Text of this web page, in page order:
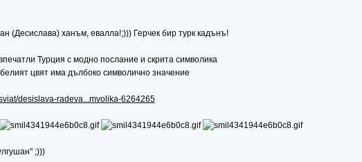
(Десислава) ханъм, евалла!;))) Герчек бир турк кадънъ!
Турция с модно послание и скрита символика
белият цвят има дълбоко символично значение
desislava-radeva...mvolika-6264265
;)))